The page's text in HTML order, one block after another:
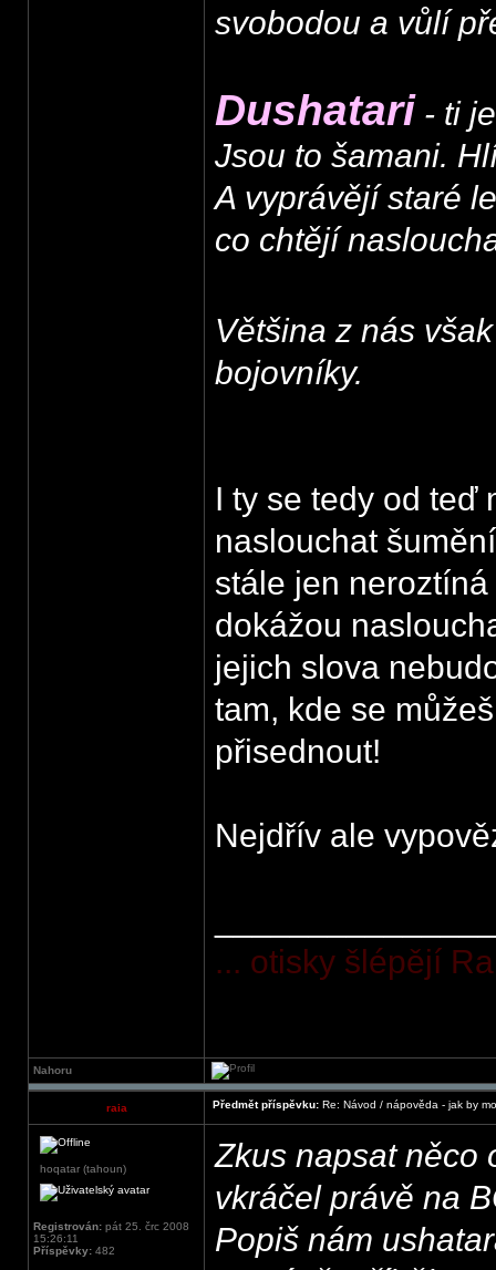
svobodou a vůlí
Dushatari - ti
Jsou to šamani.
A vyprávějí staré
co chtějí
Většina z nás
bojovníky.
I ty se tedy od teď
naslouchat
stále jen
dokážou
jejich slova
tam, kde se
přisednout!
Nejdřív ale
... otisky šlépějí
Nahoru
raia Předmět příspěvku: Re: Návod / nápověda - jak by
hoqatar (tahoun)
Registrován: pát 25. črc 2008
15:26:11
Příspěvky: 482
Zkus napsat něco
vkráčel právě na
Popiš nám